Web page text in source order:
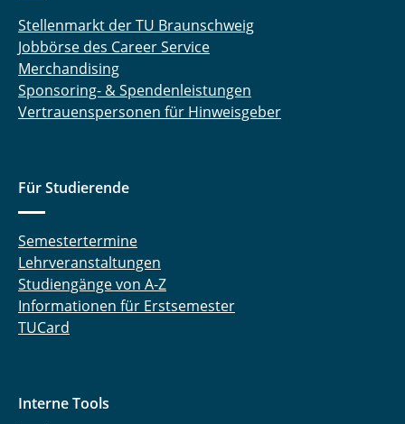
Stellenmarkt der TU Braunschweig
Jobbörse des Career Service
Merchandising
Sponsoring- & Spendenleistungen
Vertrauenspersonen für Hinweisgeber
Für Studierende
Semestertermine
Lehrveranstaltungen
Studiengänge von A-Z
Informationen für Erstsemester
TUCard
Interne Tools